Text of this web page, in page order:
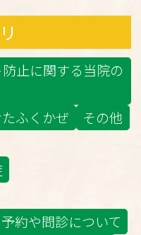
止に関する当院の
ふくかぜ
その他
約や問診について